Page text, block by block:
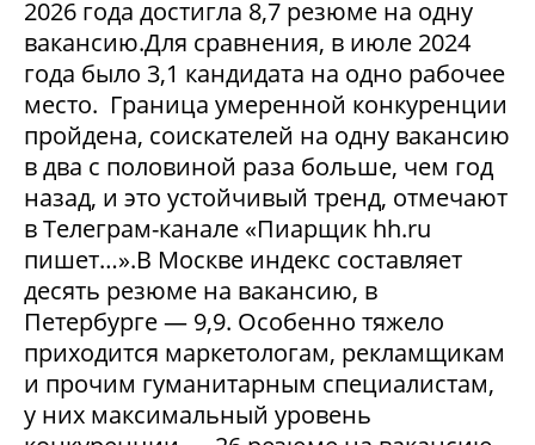
2026 года достигла 8,7 резюме на одну
вакансию.Для сравнения, в июле 2024
года было 3,1 кандидата на одно рабочее
место. Граница умеренной конкуренции
пройдена, соискателей на одну вакансию
в два с половиной раза больше, чем год
назад, и это устойчивый тренд, отмечают
в Телеграм-канале «Пиарщик hh.ru
пишет…».В Москве индекс составляет
десять резюме на вакансию, в
Петербурге — 9,9. Особенно тяжело
приходится маркетологам, рекламщикам
и прочим гуманитарным специалистам,
у них максимальный уровень